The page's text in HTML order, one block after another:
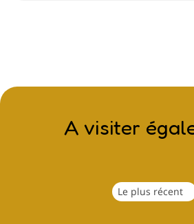
A visiter
Le plus récent